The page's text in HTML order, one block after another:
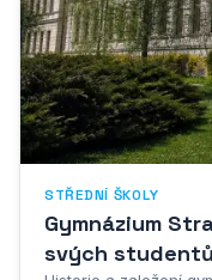
STŘEDNÍ ŠKOLY
Gymnázium
svých